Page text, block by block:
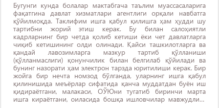
Бугунги кунда болалар мактабгача таълим муассасаларига
фақатгина давлат хизматлари агентлиги орқали навбатга
қўйилмоқда. Таклифим ишга қабул қилишга ҳам ҳудди шу
тартибни жорий этиш керак. Бу билан салоҳиятли
кадрларнинг бир четда қолиб кетиши ёки чет давлатларга
чиқиб кетишининг олди олинади. Қайси ташкилотларга ва
қандай лавозимларга мазкур тартиб қўлланиши
(қўлланмаслиги) қонунчилик билан белгилаб қўйилади ва
бунинг назорати ҳам электрон тарзда юритилиши керак. Бир
жойга бир нечта номзод бўлганда, уларнинг ишга қабул
қилинишида меъёрлар сифатида қанча муддатдан буён иш
қидираётгани, малакаси, ОЎЮни тугатиб биринчи марта
ишга кираётгани, оиласида бошқа ишловчилар мавжудлиги